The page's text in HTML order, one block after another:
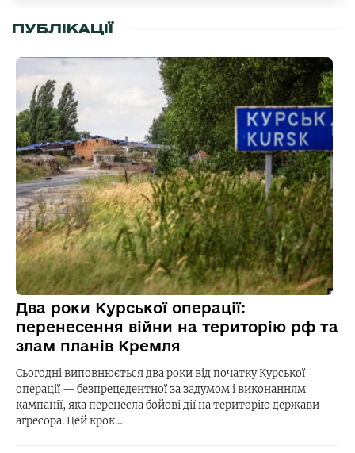
ПУБЛІКАЦІЇ
Два роки Курської операції:
перенесення війни на територію рф та
злам планів Кремля
Сьогодні виповнюється два роки від початку Курської
операції — безпрецедентної за задумом і виконанням
кампанії, яка перенесла бойові дії на територію держави-
агресора. Цей крок…